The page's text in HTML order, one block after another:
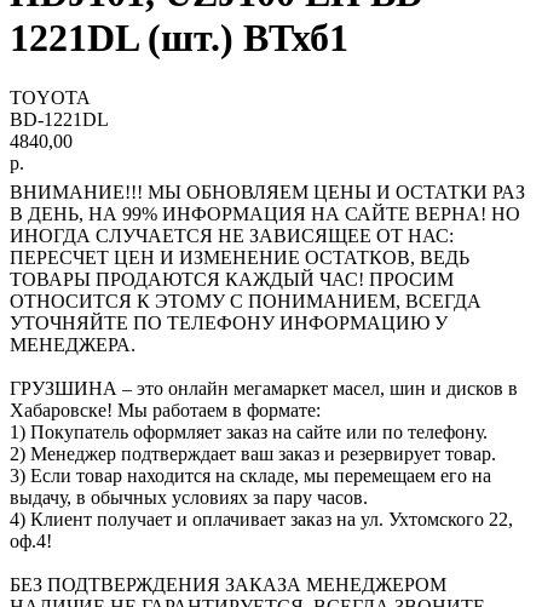
1221DL (шт.) ВТхб1
TOYOTA
BD-1221DL
4840,00
р.
ВНИМАНИЕ!!! МЫ ОБНОВЛЯЕМ ЦЕНЫ И ОСТАТКИ РАЗ
В ДЕНЬ, НА 99% ИНФОРМАЦИЯ НА САЙТЕ ВЕРНА! НО
ИНОГДА СЛУЧАЕТСЯ НЕ ЗАВИСЯЩЕЕ ОТ НАС:
ПЕРЕСЧЕТ ЦЕН И ИЗМЕНЕНИЕ ОСТАТКОВ, ВЕДЬ
ТОВАРЫ ПРОДАЮТСЯ КАЖДЫЙ ЧАС! ПРОСИМ
ОТНОСИТСЯ К ЭТОМУ С ПОНИМАНИЕМ, ВСЕГДА
УТОЧНЯЙТЕ ПО ТЕЛЕФОНУ ИНФОРМАЦИЮ У
МЕНЕДЖЕРА.
ГРУЗШИНА – это онлайн мегамаркет масел, шин и дисков в
Хабаровске! Мы работаем в формате:
1) Покупатель оформляет заказ на сайте или по телефону.
2) Менеджер подтверждает ваш заказ и резервирует товар.
3) Если товар находится на складе, мы перемещаем его на
выдачу, в обычных условиях за пару часов.
4) Клиент получает и оплачивает заказ на ул. Ухтомского 22,
оф.4!
БЕЗ ПОДТВЕРЖДЕНИЯ ЗАКАЗА МЕНЕДЖЕРОМ